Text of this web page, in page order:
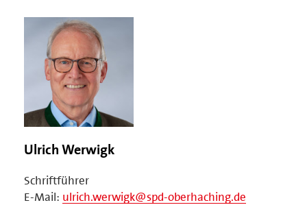
Ulrich Werwigk
Schriftführer
E-Mail: ulrich.werwigk@spd-oberhaching.de